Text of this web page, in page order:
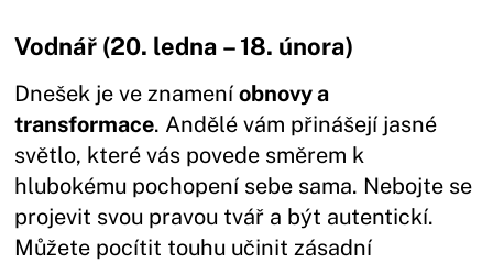
Vodnář (20. ledna – 18. února)
Dnešek je ve znameníobnovy a
transformace. Andělé vám přinášejí jasné
světlo, které vás povede směrem k
hlubokému pochopení sebe sama. Nebojte se
projevit svou pravou tvář a být autentickí.
Můžete pocítit touhu učinit zásadní